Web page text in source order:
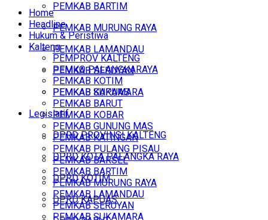
PEMKAB BARTIM
PEMKAB MURUNG RAYA
PEMKAB LAMANDAU
PEMKAB SERUYAN
PEMKAB SUKAMARA
Legislatif
DPRD PROVINSI KALTENG
DPRD KOTA PALANGKA RAYA
DPRD KOTIM
DPRD KAPUAS
Home
Headline
Hukum & Peristiwa
Kalteng
PEMPROV KALTENG
PEMKO PALANGKARAYA
PEMKAB KOTIM
PEMKAB KAPUAS
PEMKAB BARUT
PEMKAB KOBAR
PEMKAB GUNUNG MAS
PEMKAB KATINGAN
PEMKAB PULANG PISAU
PEMKAB BARSEL
PEMKAB BARTIM
PEMKAB MURUNG RAYA
PEMKAB LAMANDAU
PEMKAB SERUYAN
PEMKAB SUKAMARA